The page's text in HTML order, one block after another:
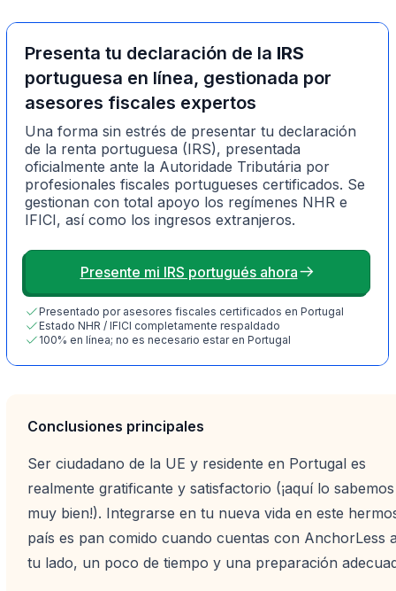
Presenta tu declaración de la IRS
portuguesa en línea, gestionada por
asesores fiscales expertos
Una forma sin estrés de presentar tu declaración
de la renta portuguesa (IRS), presentada
oficialmente ante la Autoridade Tributária por
profesionales fiscales portugueses certificados. Se
gestionan con total apoyo los regímenes NHR e
IFICI, así como los ingresos extranjeros.
Presente mi IRS portugués ahora
Presentado por asesores fiscales certificados en Portugal
Estado NHR / IFICI completamente respaldado
100% en línea; no es necesario estar en Portugal
Conclusiones principales
Ser ciudadano de la UE y residente en Portugal es
realmente gratificante y satisfactorio (¡aquí lo sabemos
muy bien!). Integrarse en tu nueva vida en este
país es pan comido cuando cuentas con AnchorLess
tu lado, un poco de tiempo y una preparación